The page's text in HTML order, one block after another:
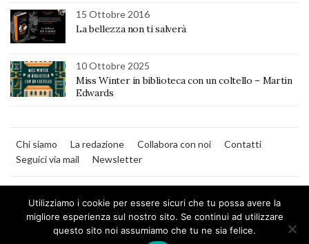
15 Ottobre 2016
La bellezza non ti salverà
10 Ottobre 2025
Miss Winter in biblioteca con un coltello – Martin
Edwards
Chi siamo La redazione Collabora con noi
Contatti
Seguici via mail
Newsletter
Utilizziamo i cookie per essere sicuri che tu possa avere la
migliore esperienza sul nostro sito. Se continui ad utilizzare
questo sito noi assumiamo che tu ne sia felice.